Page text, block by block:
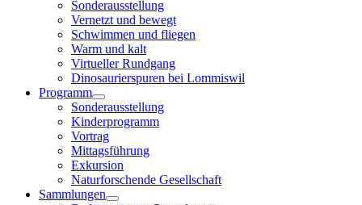
Sonderausstellung
Vernetzt und bewegt
Schwimmen und fliegen
Warm und kalt
Virtueller Rundgang
Dinosaurierspuren bei Lommiswil
Programm
Sonderausstellung
Kinderprogramm
Vortrag
Mittagsführung
Exkursion
Naturforschende Gesellschaft
Sammlungen